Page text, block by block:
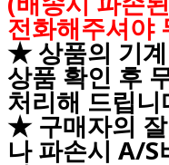
전화해주셔야
★ 상품의 기
상품 확인 후
처리해 드립니
★ 구매자의
나 파손시 A/S